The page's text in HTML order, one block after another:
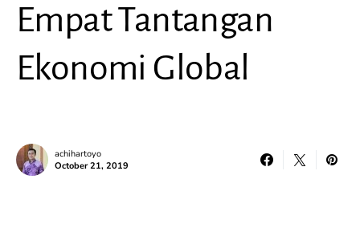
Empat Tantangan
Ekonomi Global
achihartoyo
October 21, 2019